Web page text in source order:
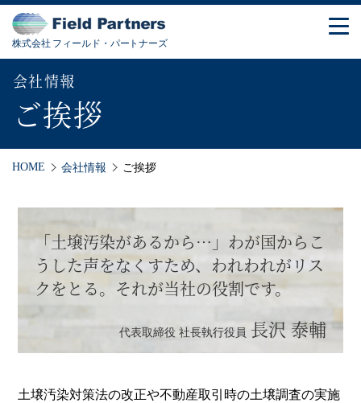
株式会社 フィールド・パートナーズ
会社情報
ご挨拶
HOME 会社情報 ご挨拶
「土壌汚染があるから…」 わが国からこ
うした声をなくすため、 われわれがリス
クをとる。 それが当社の役割です。
代表取締役 社長執行役員 長沢 泰輔
土壌汚染対策法の改正や不動産取引時の土壌調査の実施